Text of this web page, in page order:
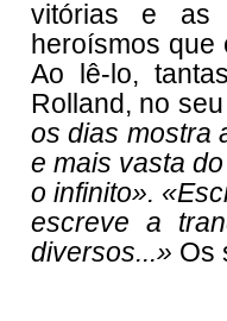
vitórias e as
heroísmos que
Ao lê-lo,
Rolland, no
os dias mostra
e mais vasta
o infinito».
escreve a
diversos...» Os